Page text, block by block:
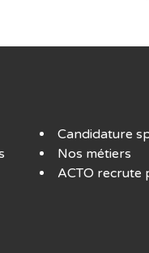
Candidature
Nos métiers
ACTO recrute